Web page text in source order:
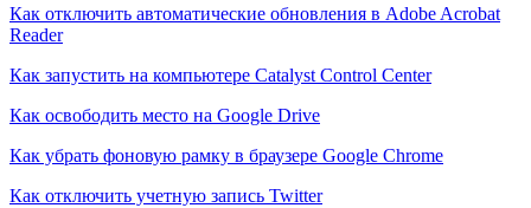
Как отключить автоматические обновления в Adobe Acrobat
Reader
Как запустить на компьютере Catalyst Control Center
Как освободить место на Google Drive
Как убрать фоновую рамку в браузере Google Chrome
Как отключить учетную запись Twitter